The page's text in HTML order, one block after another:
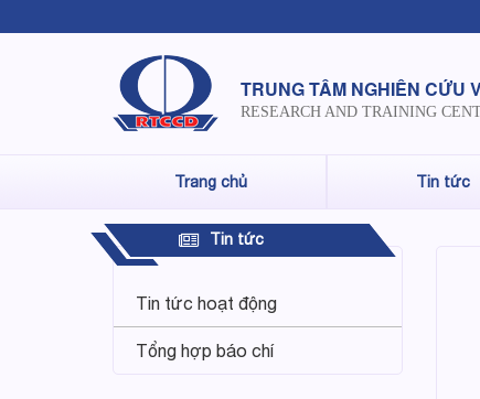
TRUNG TÂM NGHIÊN CỨU
RESEARCH AND TRAINING
Trang chủ Tin tức
Tin tức
Tin tức hoạt động
Tổng hợp báo chí